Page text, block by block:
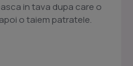
in tava dupa care o
o taiem patratele.